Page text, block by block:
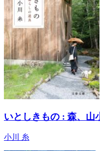
いとしきもの : 森、山
小川 糸